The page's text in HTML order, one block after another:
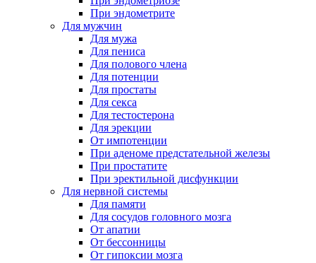
При эндометрите
Для мужчин
Для мужа
Для пениса
Для полового члена
Для потенции
Для простаты
Для секса
Для тестостерона
Для эрекции
От импотенции
При аденоме предстательной железы
При простатите
При эректильной дисфункции
Для нервной системы
Для памяти
Для сосудов головного мозга
От апатии
От бессонницы
От гипоксии мозга